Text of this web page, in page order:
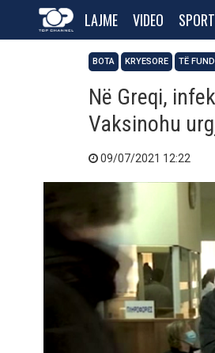
LAJME VIDEO SPORT
BOTA KRYESORE TË
Në Greqi,
Vaksinohu
09/07/2021 12:22